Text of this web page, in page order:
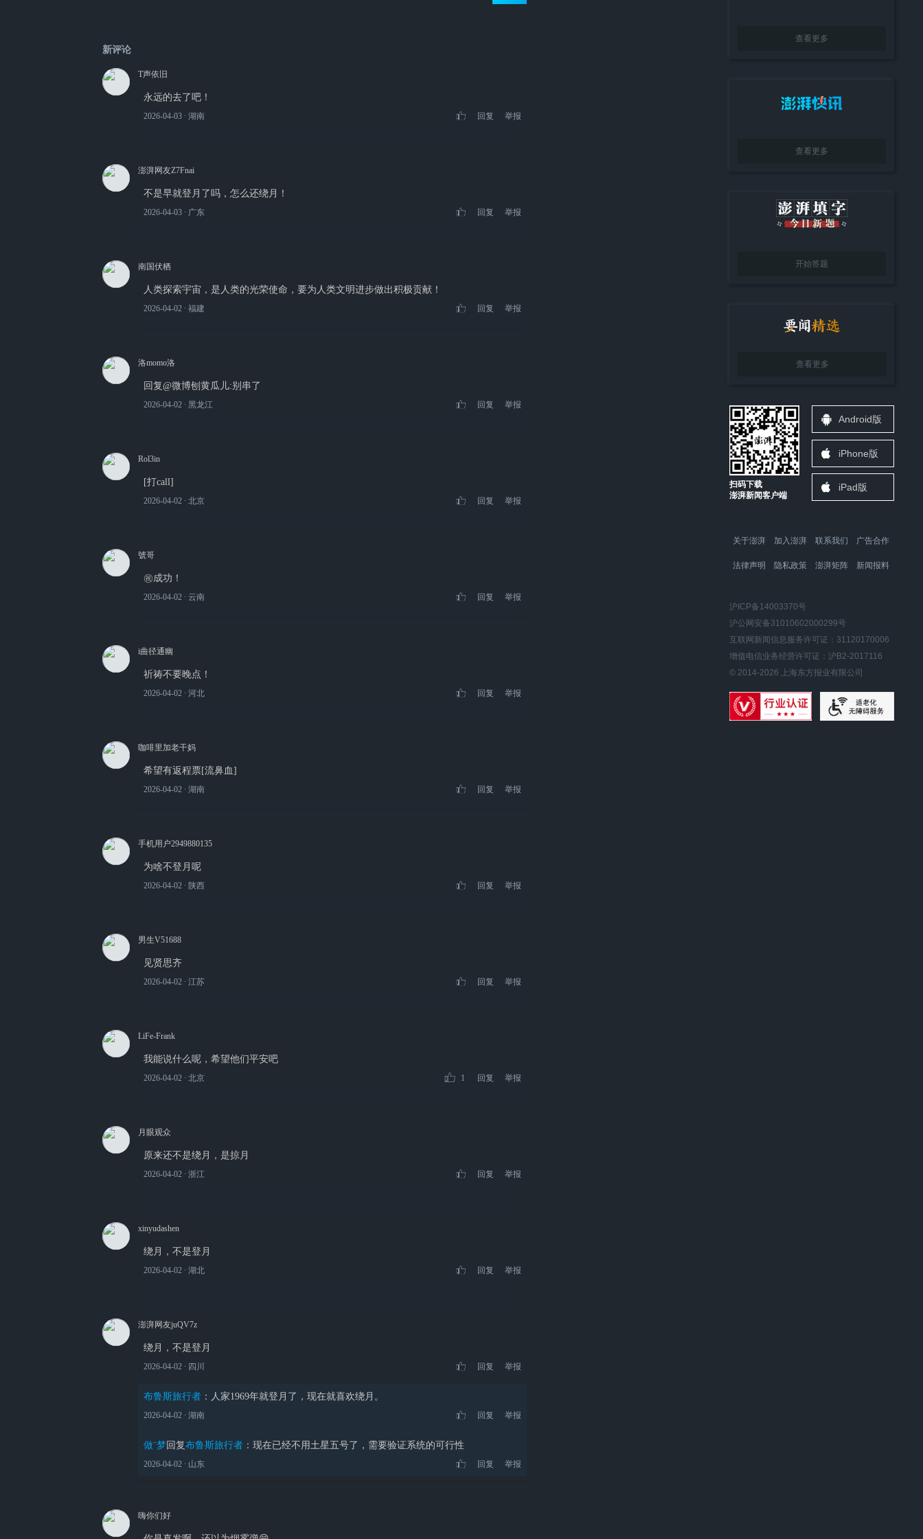
新评论
T声依旧
永远的去了吧！
2026-04-03 ∙ 湖南 回复 举报
澎湃网友Z7Fnai
不是早就登月了吗，怎么还绕月！
2026-04-03 ∙ 广东 回复 举报
南国伏栖
人类探索宇宙，是人类的光荣使命，要为人类文明进步做出积极贡献！
2026-04-02 ∙ 福建 回复 举报
洛momo洛
回复@微博刨黄瓜儿:别串了
2026-04-02 ∙ 黑龙江 回复 举报
Rol3in
[打call]
2026-04-02 ∙ 北京 回复 举报
號哥
㊗️成功！
2026-04-02 ∙ 云南 回复 举报
i曲径通幽
祈祷不要晚点！
2026-04-02 ∙ 河北 回复 举报
咖啡里加老干妈
希望有返程票[流鼻血]
2026-04-02 ∙ 湖南 回复 举报
手机用户2949880135
为啥不登月呢
2026-04-02 ∙ 陕西 回复 举报
男生V51688
见贤思齐
2026-04-02 ∙ 江苏 回复 举报
LiFe-Frank
我能说什么呢，希望他们平安吧
2026-04-02 ∙ 北京 1 回复 举报
月眼观众
原来还不是绕月，是掠月
2026-04-02 ∙ 浙江 回复 举报
xinyudashen
绕月，不是登月
2026-04-02 ∙ 湖北 回复 举报
澎湃网友juQV7z
绕月，不是登月
2026-04-02 ∙ 四川 回复 举报
布鲁斯旅行者 ： 人家1969年就登月了，现在就喜欢绕月。
2026-04-02 ∙ 湖南 回复 举报
做ˉ梦回复布鲁斯旅行者 ： 现在已经不用土星五号了，需要验证系统的可行性
2026-04-02 ∙ 山东 回复 举报
嗨你们好
查看更多
查看更多
开始答题
查看更多
扫码下载
澎湃新闻客户端
Android版
iPhone版
iPad版
关于澎湃 加入澎湃 联系我们 广告合作
法律声明 隐私政策 澎湃矩阵 新闻报料
沪ICP备14003370号
沪公网安备31010602000299号
互联网新闻信息服务许可证：31120170006
增值电信业务经营许可证：沪B2-2017116
© 2014-2026 上海东方报业有限公司